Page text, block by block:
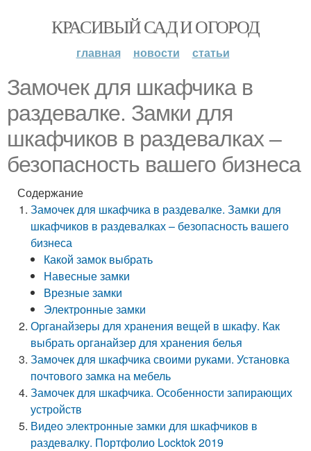
КРАСИВЫЙ САД И ОГОРОД
главная новости статьи
Замочек для шкафчика в
раздевалке. Замки для
шкафчиков в раздевалках –
безопасность вашего бизнеса
Содержание
Замочек для шкафчика в раздевалке. Замки для
шкафчиков в раздевалках – безопасность вашего
бизнеса
Какой замок выбрать
Навесные замки
Врезные замки
Электронные замки
Органайзеры для хранения вещей в шкафу. Как
выбрать органайзер для хранения белья
Замочек для шкафчика своими руками. Установка
почтового замка на мебель
Замочек для шкафчика. Особенности запирающих
устройств
Видео электронные замки для шкафчиков в
раздевалку. Портфолио Locktok 2019